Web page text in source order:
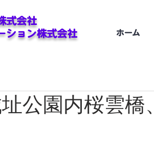
式会社
ション株式会社
ホーム
公園内桜雲橋